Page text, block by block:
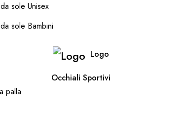
sole Unisex
sole Bambini
Logo
Occhiali Sportivi
palla